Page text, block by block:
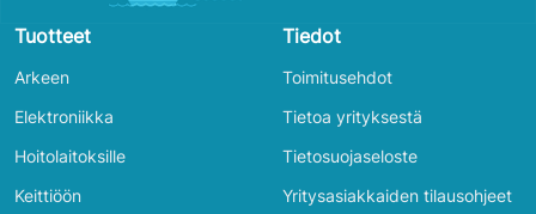
Tuotteet
Arkeen
Elektroniikka
Hoitolaitoksille
Keittiöön
Tiedot
Toimitusehdot
Tietoa yrityksestä
Tietosuojaseloste
Yritysasiakkaiden tilausohjeet